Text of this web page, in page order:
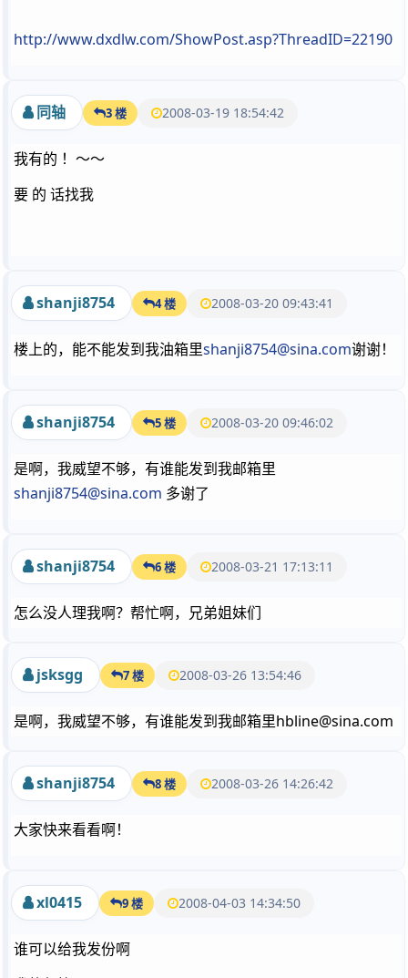
http://www.dxdlw.com/ShowPost.asp?ThreadID=22190
同轴 3 楼 2008-03-19 18:54:42
我有的 ！～～
要 的 话找我
shanji8754 4 楼 2008-03-20 09:43:41
楼上的，能不能发到我油箱里shanji8754@sina.com谢谢！
shanji8754 5 楼 2008-03-20 09:46:02
是啊，我威望不够，有谁能发到我邮箱里
shanji8754@sina.com 多谢了
shanji8754 6 楼 2008-03-21 17:13:11
怎么没人理我啊？帮忙啊，兄弟姐妹们
jsksgg 7 楼 2008-03-26 13:54:46
是啊，我威望不够，有谁能发到我邮箱里hbline@sina.com
shanji8754 8 楼 2008-03-26 14:26:42
大家快来看看啊！
xl0415 9 楼 2008-04-03 14:34:50
谁可以给我发份啊